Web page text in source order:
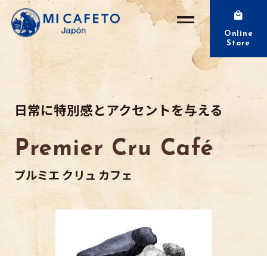
Online
Store
日常に特別感とアクセントを与える
Premier Cru Café
プルミエ クリュ カフェ